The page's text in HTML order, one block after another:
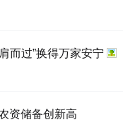
而过”换得万家安宁
资储备创新高